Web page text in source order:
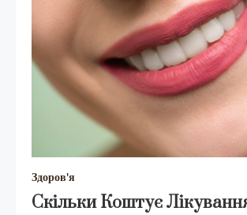
Здоров'я
Скільки Коштує